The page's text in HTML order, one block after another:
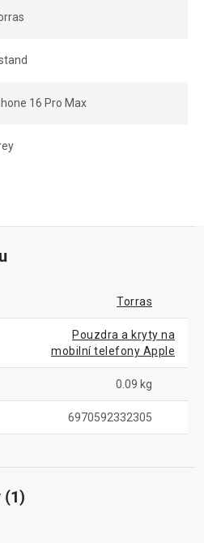
16 Pro Max
Torras
Pouzdra a kryty na
mobilní telefony Apple
0.09 kg
6970592332305
(1)